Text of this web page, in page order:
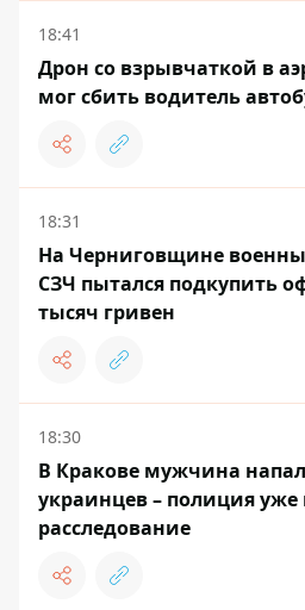
18:41
Дрон со взрывчаткой в
мог сбить водитель
18:31
На Черниговщине
СЗЧ пытался подкупить
тысяч гривен
18:30
В Кракове мужчина
украинцев – полиция уже
расследование